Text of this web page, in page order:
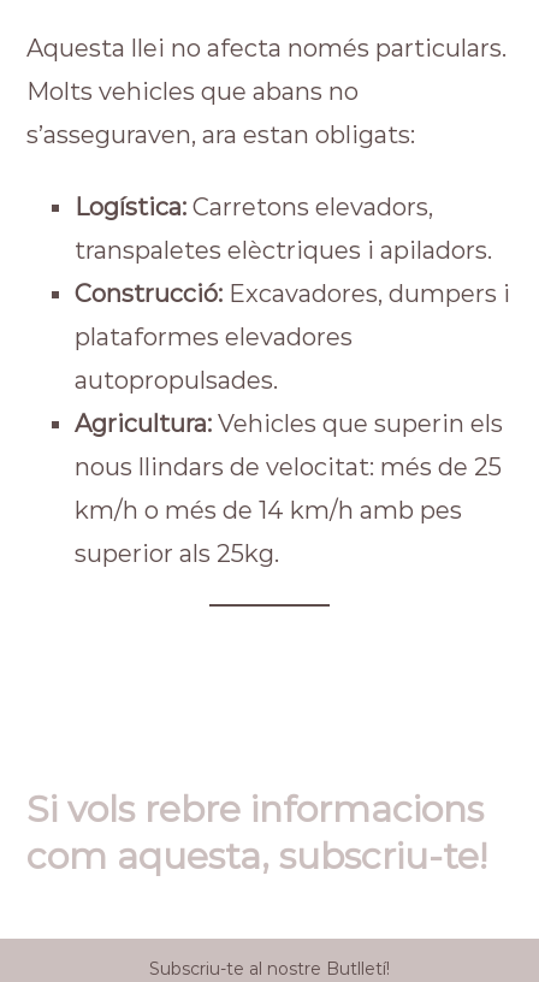
Aquesta llei no afecta només particulars.
Molts vehicles que abans no
s’asseguraven, ara estan obligats:
Logística: Carretons elevadors,
transpaletes elèctriques i apiladors.
Construcció: Excavadores, dumpers i
plataformes elevadores
autopropulsades.
Agricultura: Vehicles que superin els
nous llindars de velocitat: més de 25
km/h o més de 14 km/h amb pes
superior als 25kg.
Si vols rebre informacions
com aquesta, subscriu-te!
Subscriu-te al nostre Butlletí!